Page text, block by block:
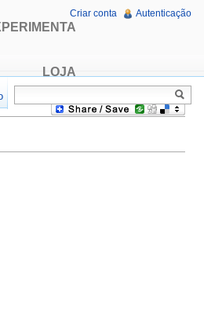
LOJA
Criar conta Autenticação